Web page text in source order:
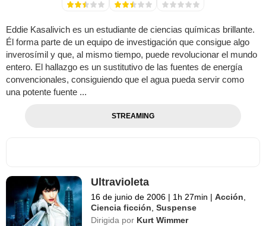
Eddie Kasalivich es un estudiante de ciencias químicas brillante.
Él forma parte de un equipo de investigación que consigue algo
inverosímil y que, al mismo tiempo, puede revolucionar el mundo
entero. El hallazgo es un sustitutivo de las fuentes de energía
convencionales, consiguiendo que el agua pueda servir como
una potente fuente ...
STREAMING
Ultravioleta
16 de junio de 2006 | 1h 27min | Acción,
Ciencia ficción,Suspense
Dirigida por Kurt Wimmer